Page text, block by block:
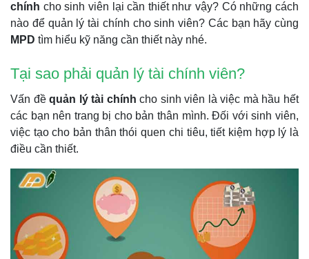
chính cho sinh viên lại cần thiết như vậy? Có những cách
nào để quản lý tài chính cho sinh viên? Các bạn hãy cùng
MPD tìm hiểu kỹ năng cần thiết này nhé.
Tại sao phải quản lý tài chính viên?
Vấn đềquản lý tài chính cho sinh viên là việc mà hầu hết
các bạn nên trang bị cho bản thân mình. Đối với sinh viên,
việc tạo cho bản thân thói quen chi tiêu, tiết kiệm hợp lý là
điều cần thiết.